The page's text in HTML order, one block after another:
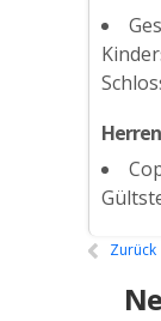
Zurück